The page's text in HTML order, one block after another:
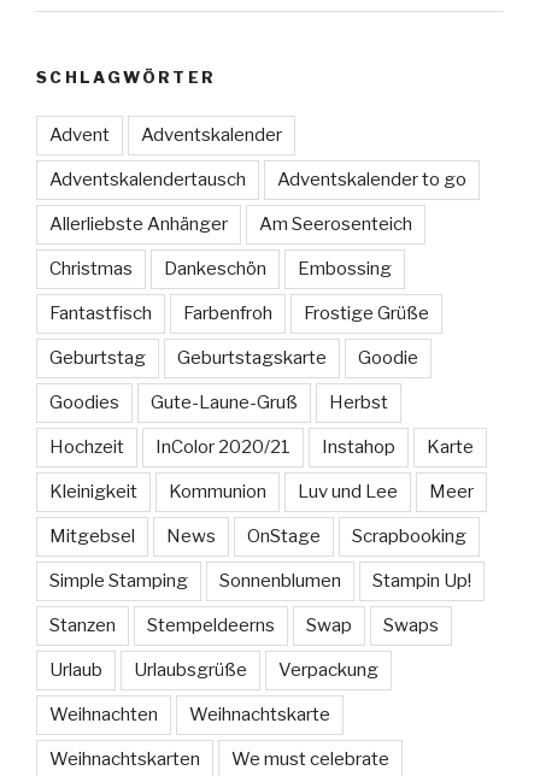
SCHLAGWÖRTER
Advent Adventskalender
Adventskalendertausch Adventskalender to go
Allerliebste Anhänger Am Seerosenteich
Christmas Dankeschön Embossing
Fantastfisch Farbenfroh Frostige Grüße
Geburtstag Geburtstagskarte Goodie
Goodies Gute-Laune-Gruß Herbst
Hochzeit InColor 2020/21 Instahop Karte
Kleinigkeit Kommunion Luv und Lee Meer
Mitgebsel News OnStage Scrapbooking
Simple Stamping Sonnenblumen Stampin Up!
Stanzen Stempeldeerns Swap Swaps
Urlaub Urlaubsgrüße Verpackung
Weihnachten Weihnachtskarte
Weihnachtskarten We must celebrate